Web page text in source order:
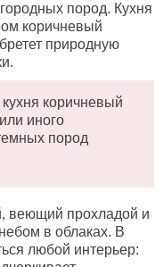
пород. Кухня
коричневый
природную
коричневый
иного
пород
веющий прохладой и
в облаках. В
любой интерьер: